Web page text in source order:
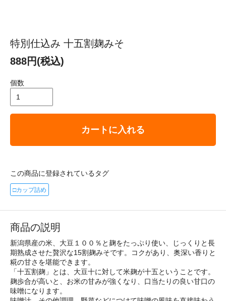
特別仕込み 十五割麹みそ
888円(税込)
個数
カートに入れる
この商品に登録されているタグ
□カップ詰め
商品の説明
新潟県産の米、大豆１００％と麹をたっぷり使い、じっくりと長
期熟成させた贅沢な15割麹みそです。コクがあり、奥深い香りと
糀の甘さを堪能できます。
「十五割麹」とは、大豆十に対して米麹が十五ということです。
麹歩合が高いと、お米の甘みが強くなり、口当たりの良い甘口の
味噌になります。